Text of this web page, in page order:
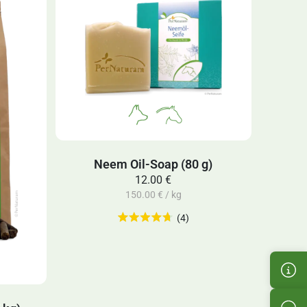
Neem Oil-Soap (80 g)
12.00 €
150.00 € / kg
(4)